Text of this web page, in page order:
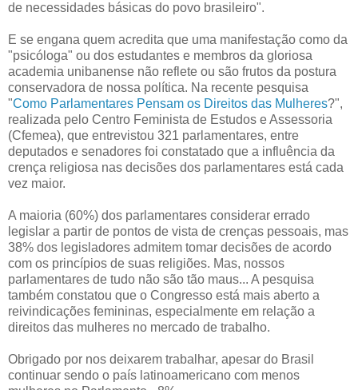
de necessidades básicas do povo brasileiro".
E se engana quem acredita que uma manifestação como da
"psicóloga" ou dos estudantes e membros da gloriosa
academia unibanense não reflete ou são frutos da postura
conservadora de nossa política. Na recente pesquisa
"Como Parlamentares Pensam os Direitos das Mulheres?",
realizada pelo Centro Feminista de Estudos e Assessoria
(Cfemea), que entrevistou 321 parlamentares, entre
deputados e senadores foi constatado que a influência da
crença religiosa nas decisões dos parlamentares está cada
vez maior.
A maioria (60%) dos parlamentares considerar errado
legislar a partir de pontos de vista de crenças pessoais, mas
38% dos legisladores admitem tomar decisões de acordo
com os princípios de suas religiões. Mas, nossos
parlamentares de tudo não são tão maus... A pesquisa
também constatou que o Congresso está mais aberto a
reivindicações femininas, especialmente em relação a
direitos das mulheres no mercado de trabalho.
Obrigado por nos deixarem trabalhar, apesar do Brasil
continuar sendo o país latinoamericano com menos